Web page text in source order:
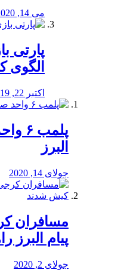
می 14, 2020
پارتی
اکتبر 22, 2019
البرز
جولای 14, 2020
مسافران
پیام
جولای 2, 2020